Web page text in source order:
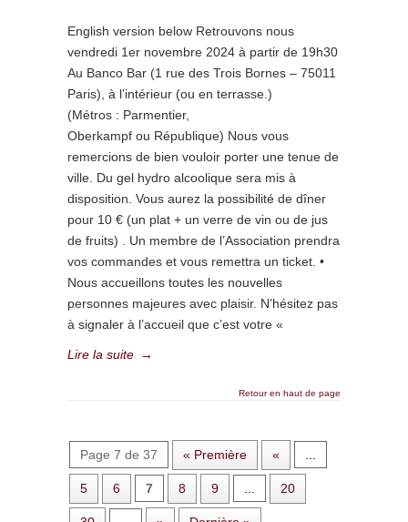
English version below Retrouvons nous
vendredi 1er novembre 2024 à partir de 19h30
Au Banco Bar (1 rue des Trois Bornes – 75011
Paris), à l’intérieur (ou en terrasse.)
(Métros : Parmentier,
Oberkampf ou République) Nous vous
remercions de bien vouloir porter une tenue de
ville. Du gel hydro alcoolique sera mis à
disposition. Vous aurez la possibilité de dîner
pour 10 € (un plat + un verre de vin ou de jus
de fruits) . Un membre de l’Association prendra
vos commandes et vous remettra un ticket. •
Nous accueillons toutes les nouvelles
personnes majeures avec plaisir. N’hésitez pas
à signaler à l’accueil que c’est votre «
Lire la suite →
Retour en haut de page
Page 7 de 37 « Première «
5 6 7 8 9 20